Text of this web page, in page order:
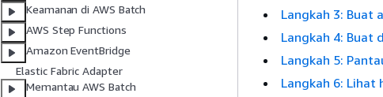
Keamanan di AWS Batch
AWS Step Functions
Amazon EventBridge
Elastic Fabric Adapter
Memantau AWS Batch
Langkah 3: Buat
Langkah 4: Buat
Langkah 5:
Langkah 6: Lihat